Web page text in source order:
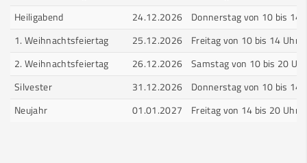
Heiligabend
24.12.2026
Donnerstag von 10 bis 14
1. Weihnachtsfeiertag
25.12.2026
Freitag von 10 bis 14 Uhr
2. Weihnachtsfeiertag
26.12.2026 Samstag von 10 bis 20 Uhr
Silvester
31.12.2026
Donnerstag von 10 bis 14
Neujahr
01.01.2027 Freitag von 14 bis 20 Uhr